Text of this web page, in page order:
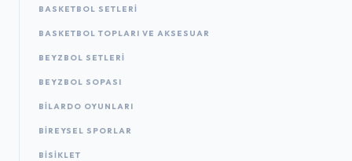
BASKETBOL SETLERI
BASKETBOL TOPLARI VE AKSESUAR
BEYZBOL SETLERI
BEYZBOL SOPASI
BILARDO OYUNLARI
BIREYSEL SPORLAR
BISIKLET